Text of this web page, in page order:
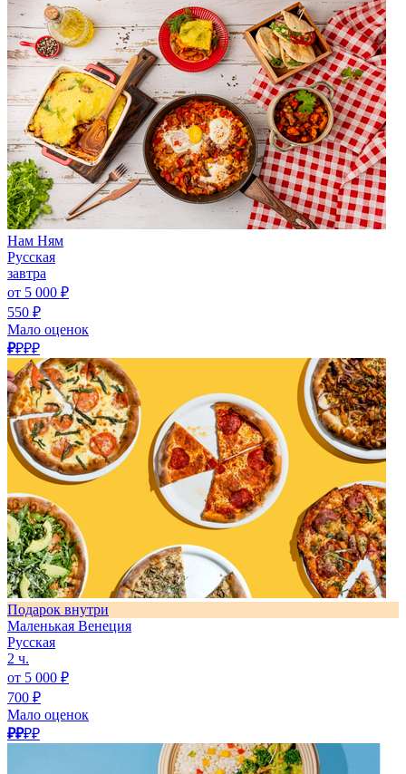
Нам Ням
Русская
завтра
от 5 000 ₽
550 ₽
Мало оценок
₽₽₽₽
Подарок внутри
Маленькая Венеция
Русская
2 ч.
от 5 000 ₽
700 ₽
Мало оценок
₽₽₽₽